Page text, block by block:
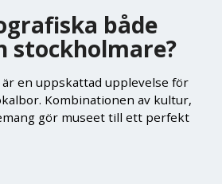
både
stockholmare?
en uppskattad upplevelse för
Kombinationen av kultur,
gör museet till ett perfekt